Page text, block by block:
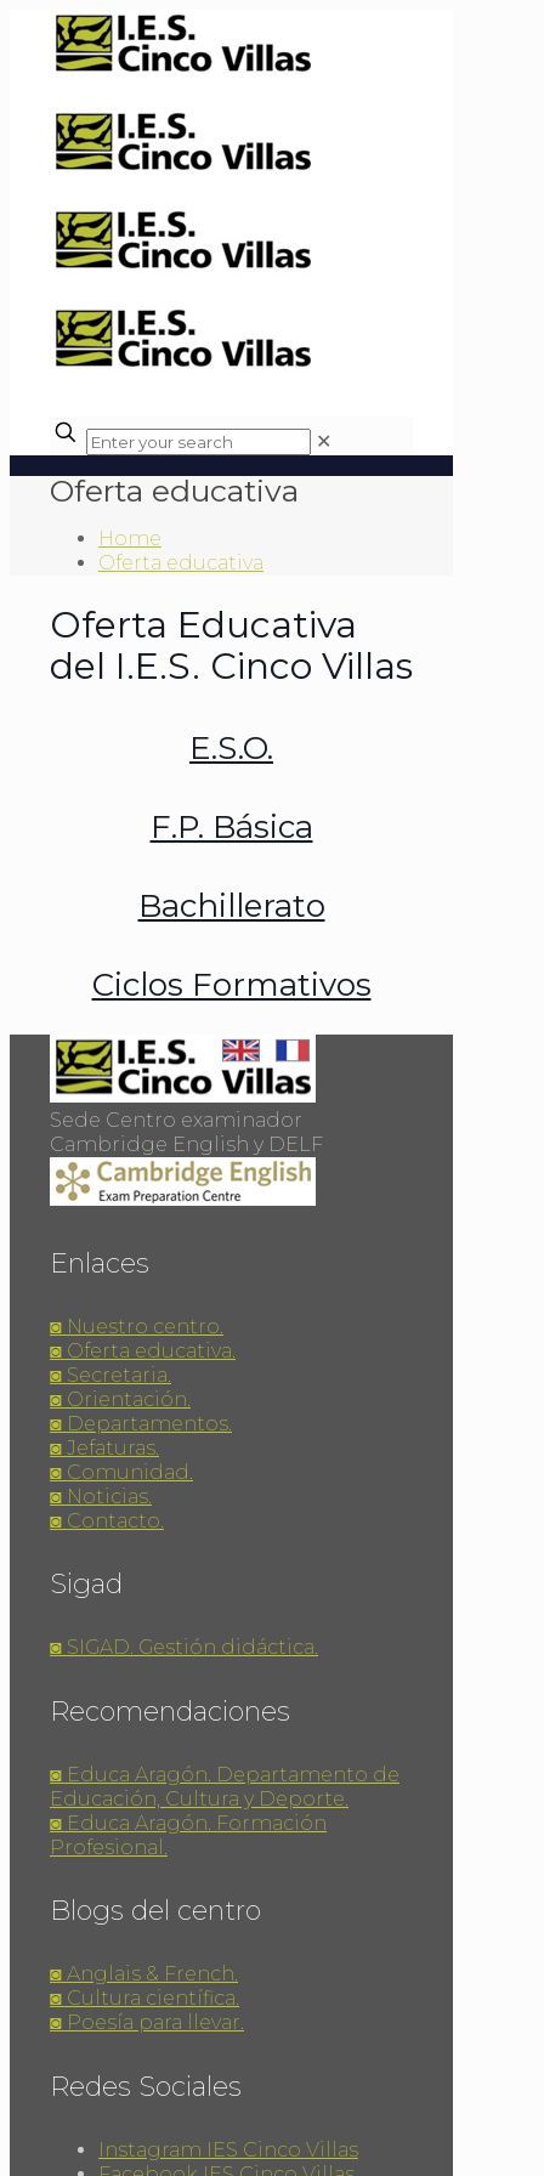
✕
Oferta educativa
Home
Oferta educativa
Oferta Educativa
del I.E.S. Cinco Villas
E.S.O.
F.P. Básica
Bachillerato
Ciclos Formativos
Sede Centro examinador
Cambridge English y DELF
Enlaces
◙ Nuestro centro.
◙ Oferta educativa.
◙ Secretaria.
◙ Orientación.
◙ Departamentos.
◙ Jefaturas.
◙ Comunidad.
◙ Noticias.
◙ Contacto.
Sigad
◙ SIGAD. Gestión didáctica.
Recomendaciones
◙ Educa Aragón. Departamento de
Educación, Cultura y Deporte.
◙ Educa Aragón. Formación
Profesional.
Blogs del centro
◙ Anglais & French.
◙ Cultura científica.
◙ Poesía para llevar.
Redes Sociales
Instagram IES Cinco Villas